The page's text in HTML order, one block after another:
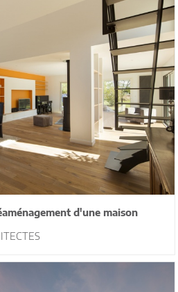
d'une maison